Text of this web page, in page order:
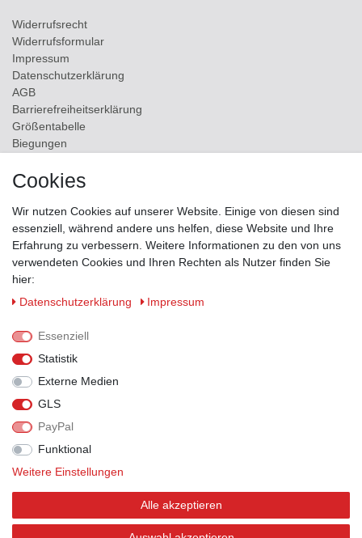
Widerrufs­recht
Widerrufs­formular
Impressum
Daten­schutz­erklärung
AGB
Barrierefreiheitserklärung
Größentabelle
Biegungen
Kontakt
ZAHLUNGSMÖGLICHKEITEN
VERSANDPARTNER
Cookies
Wir nutzen Cookies auf unserer Website. Einige von diesen sind
essenziell, während andere uns helfen, diese Website und Ihre
Erfahrung zu verbessern. Weitere Informationen zu den von uns
verwendeten Cookies und Ihren Rechten als Nutzer finden Sie
hier:
Daten­schutz­erklärung
Impressum
Essenziell
Statistik
Externe Medien
GLS
PayPal
Funktional
Weitere Einstellungen
Alle akzeptieren